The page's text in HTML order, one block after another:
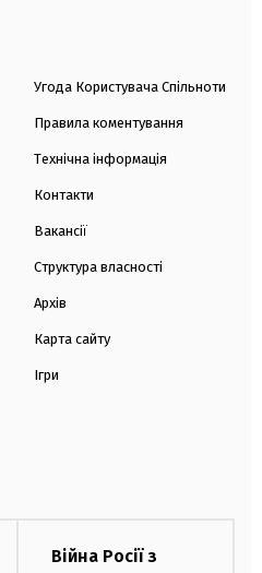
Угода Користувача Спільноти
Правила коментування
Технічна інформація
Контакти
Вакансії
Структура власності
Архів
Карта сайту
Ігри
Війна Росії з